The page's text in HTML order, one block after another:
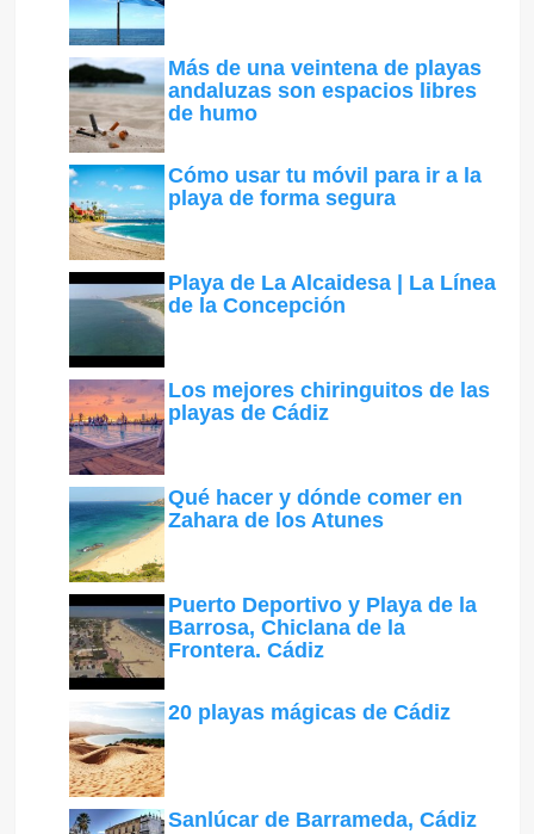
Más de una veintena de playas
andaluzas son espacios libres
de humo
Cómo usar tu móvil para ir a la
playa de forma segura
Playa de La Alcaidesa | La Línea
de la Concepción
Los mejores chiringuitos de las
playas de Cádiz
Qué hacer y dónde comer en
Zahara de los Atunes
Puerto Deportivo y Playa de la
Barrosa, Chiclana de la
Frontera. Cádiz
20 playas mágicas de Cádiz
Sanlúcar de Barrameda, Cádiz